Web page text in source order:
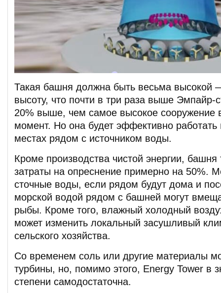
Такая башня должна быть весьма высокой
высоту, что почти в три раза выше Эмпайр-
20% выше, чем самое высокое сооружение
момент. Но она будет эффективно работать
местах рядом с источником воды.
Кроме производства чистой энергии, башня
затраты на опреснение примерно на 50%.
сточные воды, если рядом будут дома и
морской водой рядом с башней могут
рыбы. Кроме того, влажный холодный
может изменить локальный засушливый
сельского хозяйства.
Со временем соль или другие материалы
турбины, но, помимо этого, Energy Tower в
степени самодостаточна.